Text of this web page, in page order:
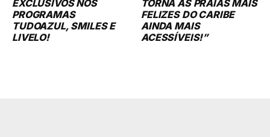
EXCLUSIVOS NOS
PROGRAMAS
TUDOAZUL, SMILES E
LIVELO!
TORNA AS PRAIAS MAIS
FELIZES DO CARIBE
AINDA MAIS
ACESSÍVEIS!”